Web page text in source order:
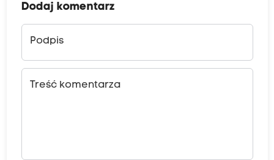
Dodaj komentarz
Podpis
Treść komentarza